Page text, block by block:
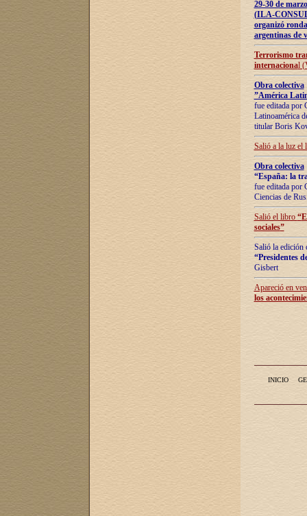
29-30 de
(ILA-
organizó
argentinas de
Terrorismo
internacional
Obra colectiva
”América
fue editada por
Latinoamérica
titular Boris
Salió a la luz el
Obra colectiva
“España: la
fue editada por
Ciencias de
Salió el libro “
sociales”
Salió la edición
“Presidentes
Gisbert
Apareció en
los
INICIO